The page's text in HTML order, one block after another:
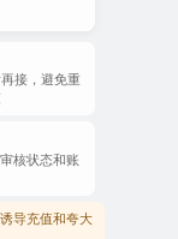
接，避免重
核状态和账
导充值和夸大